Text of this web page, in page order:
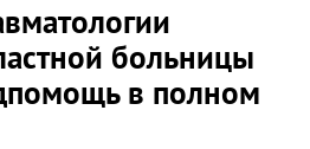
больницы
в полном